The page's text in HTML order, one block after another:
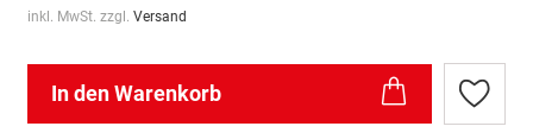
inkl. MwSt. zzgl. Versand
In den Warenkorb
Zur